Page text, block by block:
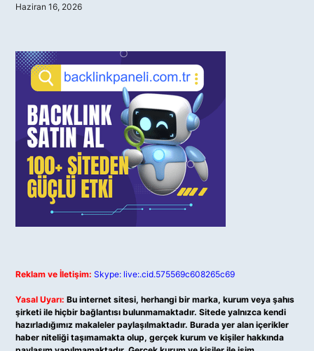
Haziran 16, 2026
Reklam ve İletişim: Skype: live:.cid.575569c608265c69
Yasal Uyarı: Bu internet sitesi, herhangi bir marka, kurum veya şahıs
şirketi ile hiçbir bağlantısı bulunmamaktadır. Sitede yalnızca kendi
hazırladığımız makaleler paylaşılmaktadır. Burada yer alan içerikler
haber niteliği taşımamakta olup, gerçek kurum ve kişiler hakkında